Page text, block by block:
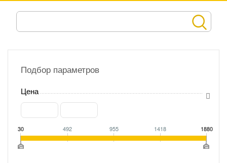
Подбор параметров
Цена
30 492 955 1418 1880